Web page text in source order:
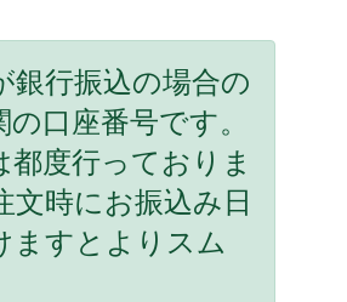
銀行振込の場合の
口座番号です。
都度行っておりま
文時にお振込み日
ますとよりスム